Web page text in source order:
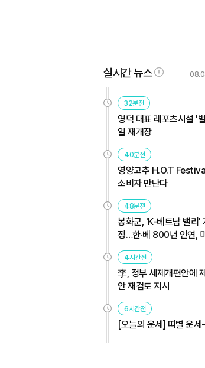
실시간 뉴스
32분전
영덕 대표 레포츠시설 '
일 재개장
40분전
영양고추 H.O.T
소비자 만난다
48분전
봉화군, 'K-베트남 밸리'
정…한·베 800년 인연,
4시간전
李, 정부 세제개편안에
안 재검토 지시
6시간전
[오늘의 운세] 띠별 운